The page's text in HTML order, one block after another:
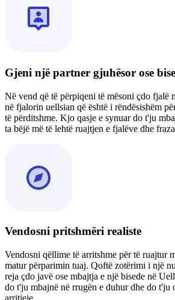
Gjeni një partner gjuhësor ose
Në vend që të përpiqeni të mësoni çdo fjalë
në fjalorin uellsian që është i rëndësishëm
të përditshme. Kjo qasje e synuar do t'ju
ta bëjë më të lehtë ruajtjen e fjalëve dhe
Vendosni pritshmëri realiste
Vendosni qëllime të arritshme për të ruajtur
matur përparimin tuaj. Qoftë zotërimi i një
reja çdo javë ose mbajtja e një bisede në
do t'ju mbajnë në rrugën e duhur dhe do t'ju
arritjeje.